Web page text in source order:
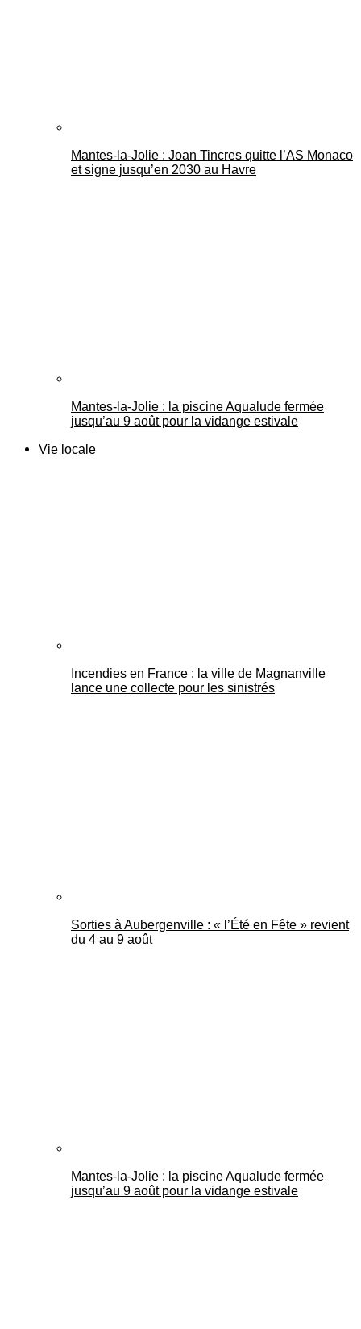
Mantes-la-Jolie : Joan Tincres quitte l’AS Monaco
et signe jusqu’en 2030 au Havre
Mantes-la-Jolie : la piscine Aqualude fermée
jusqu’au 9 août pour la vidange estivale
Vie locale
Incendies en France : la ville de Magnanville
lance une collecte pour les sinistrés
Sorties à Aubergenville : « l’Été en Fête » revient
du 4 au 9 août
Mantes-la-Jolie : la piscine Aqualude fermée
jusqu’au 9 août pour la vidange estivale